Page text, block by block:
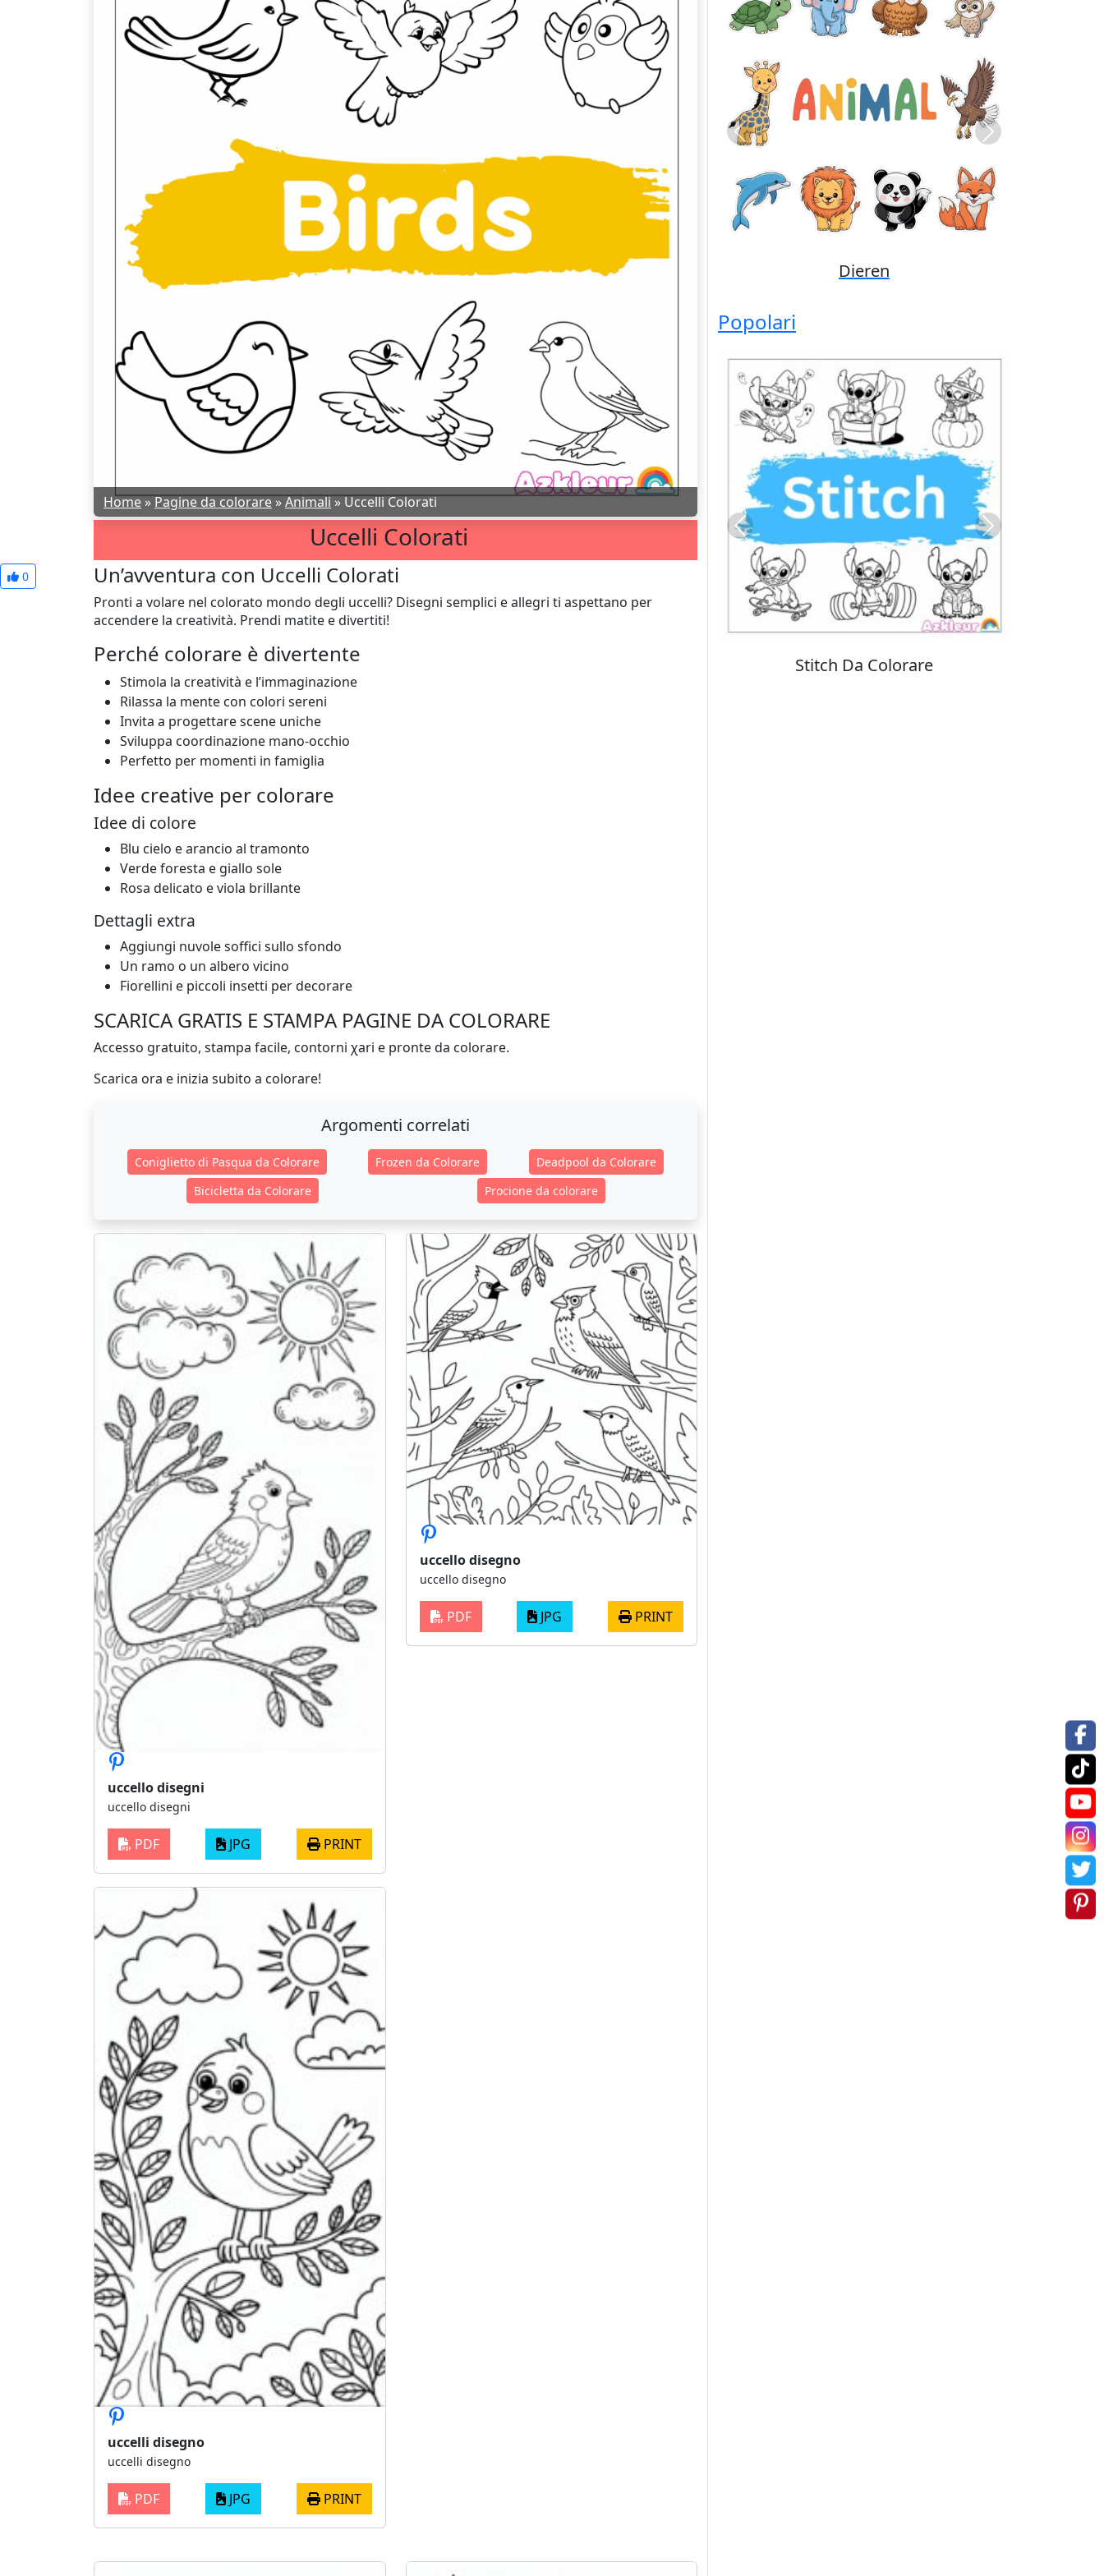
Home»Pagine da colorare»Animali»Uccelli Colorati
Uccelli Colorati
0 Un’avventura con Uccelli Colorati
Pronti a volare nel colorato mondo degli uccelli? Disegni semplici e allegri ti aspettano per
accendere la creatività. Prendi matite e divertiti!
Perché colorare è divertente
Stimola la creatività e l’immaginazione
Rilassa la mente con colori sereni
Invita a progettare scene uniche
Sviluppa coordinazione mano-occhio
Perfetto per momenti in famiglia
Idee creative per colorare
Idee di colore
Blu cielo e arancio al tramonto
Verde foresta e giallo sole
Rosa delicato e viola brillante
Dettagli extra
Aggiungi nuvole soffici sullo sfondo
Un ramo o un albero vicino
Fiorellini e piccoli insetti per decorare
SCARICA GRATIS E STAMPA PAGINE DA COLORARE
Accesso gratuito, stampa facile, contorni χari e pronte da colorare.
Scarica ora e inizia subito a colorare!
Argomenti correlati
Coniglietto di Pasqua da Colorare Frozen da Colorare
Deadpool da Colorare
Bicicletta da Colorare
Procione da colorare
uccello disegni
uccello disegni
PDF JPG PRINT
uccello disegno
uccello disegno
PDF JPG PRINT
uccelli disegno
uccelli disegno
PDF JPG PRINT
Dieren Disney
Previous Next
Popolari
Colorare Pokemon
Previous Next